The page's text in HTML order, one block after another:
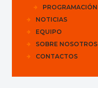
PROGRAMACIÓN
NOTICIAS
EQUIPO
SOBRE NOSOTROS
CONTACTOS